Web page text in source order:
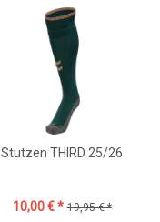
Stutzen THIRD 25/26
10,00 € * 19,95 € *